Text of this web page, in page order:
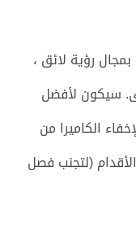
رؤية لائق ،
سيكون لأفضل
الكاميرا من
(لتجنب فصل